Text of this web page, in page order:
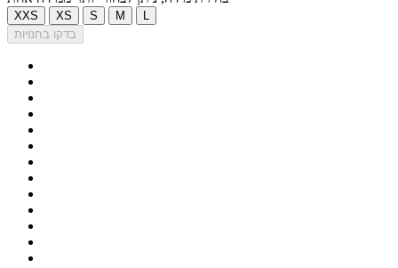
XXS XS S M
בדקו בחנויות